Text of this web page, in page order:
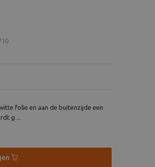
folie en aan de buitenzijde een
g ...